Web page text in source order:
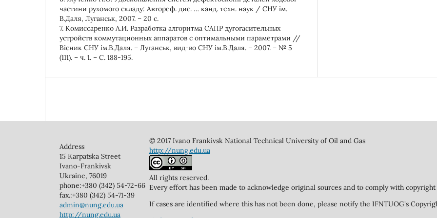
частини рухомого складу: Автореф. дис. … канд. техн. наук / СНУ ім.
В.Даля, Луганськ, 2007. – 20 с.
7. Комиссаренко А.И. Разработка алгоритма САПР дугогасительных
устройств коммутационных аппаратов с оптимальными параметрами //
Вісник СНУ ім.В.Даля. – Луганськ, вид-во СНУ ім.В.Даля. – 2007. – № 5
(111). – ч. 1. – С. 188-195.
Address
15 Karpatska Street
Ivano-Frankivsk
Ukraine, 76019
phone:+380 (342) 54-72-66
fax.:+380 (342) 54-71-39
admin@nung.edu.ua
http://nung.edu.ua
© 2017 Ivano Frankivsk National Technical University of Oil and Gas
http://nung.edu.ua
All rights reserved.
Every effort has been made to acknowledge original sources and to comply with copyright
If cases are identified where this has not been done, please notify the IFNTUOG's